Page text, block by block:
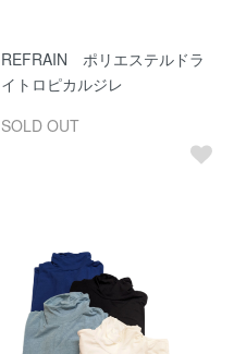
REFRAIN ポリエステルドラ
イトロピカルジレ
SOLD OUT